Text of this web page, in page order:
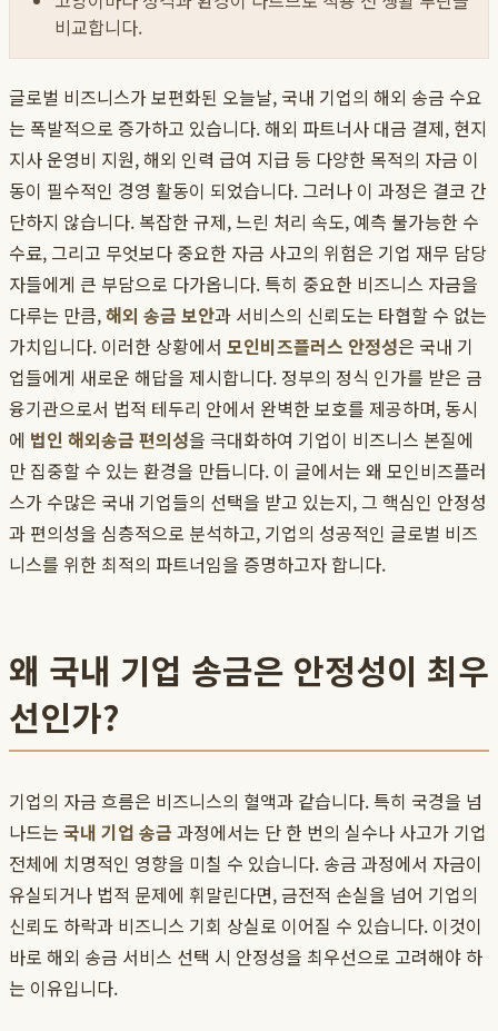
비교합니다.
글로벌 비즈니스가 보편화된 오늘날, 국내 기업의 해외 송금 수요
는 폭발적으로 증가하고 있습니다. 해외 파트너사 대금 결제, 현지
지사 운영비 지원, 해외 인력 급여 지급 등 다양한 목적의 자금 이
동이 필수적인 경영 활동이 되었습니다. 그러나 이 과정은 결코 간
단하지 않습니다. 복잡한 규제, 느린 처리 속도, 예측 불가능한 수
수료, 그리고 무엇보다 중요한 자금 사고의 위험은 기업 재무 담당
자들에게 큰 부담으로 다가옵니다. 특히 중요한 비즈니스 자금을
다루는 만큼,해외 송금 보안과 서비스의 신뢰도는 타협할 수 없는
가치입니다. 이러한 상황에서 모인비즈플러스 안정성은 국내 기
업들에게 새로운 해답을 제시합니다. 정부의 정식 인가를 받은 금
융기관으로서 법적 테두리 안에서 완벽한 보호를 제공하며, 동시
에 법인 해외송금 편의성을 극대화하여 기업이 비즈니스 본질에
만 집중할 수 있는 환경을 만듭니다. 이 글에서는 왜 모인비즈플러
스가 수많은 국내 기업들의 선택을 받고 있는지, 그 핵심인 안정성
과 편의성을 심층적으로 분석하고, 기업의 성공적인 글로벌 비즈
니스를 위한 최적의 파트너임을 증명하고자 합니다.
왜 국내 기업 송금은 안정성이 최우
선인가?
기업의 자금 흐름은 비즈니스의 혈액과 같습니다. 특히 국경을 넘
나드는 국내 기업 송금 과정에서는 단 한 번의 실수나 사고가 기업
전체에 치명적인 영향을 미칠 수 있습니다. 송금 과정에서 자금이
유실되거나 법적 문제에 휘말린다면, 금전적 손실을 넘어 기업의
신뢰도 하락과 비즈니스 기회 상실로 이어질 수 있습니다. 이것이
바로 해외 송금 서비스 선택 시 안정성을 최우선으로 고려해야 하
는 이유입니다.